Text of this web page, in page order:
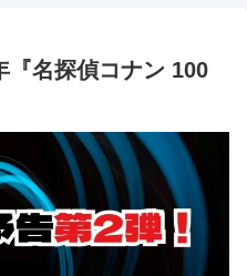
『名探偵コナン 100